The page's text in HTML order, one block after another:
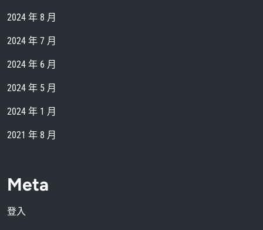
2024 年 8 月
2024 年 7 月
2024 年 6 月
2024 年 5 月
2024 年 1 月
2021 年 8 月
Meta
登入